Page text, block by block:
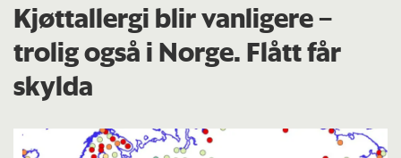
Kjøttallergi blir vanligere –
trolig også i Norge. Flått får
skylda